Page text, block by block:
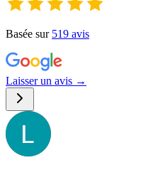
Basée sur 519 avis
Laisser un avis →